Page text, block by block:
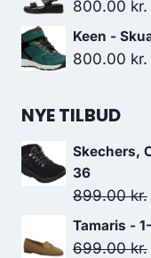
800.00 kr.
Keen -
800.00 kr.
NYE TILBUD
Skechers,
36
899.00kr.
Tamaris -
699.00kr.